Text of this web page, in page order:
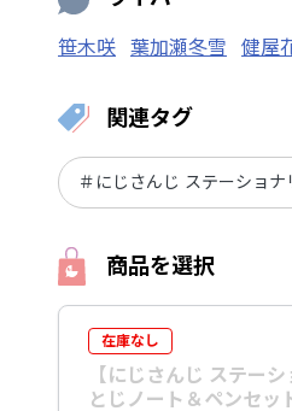
笹木咲 葉加瀬冬雪 健屋
関連タグ
＃にじさんじ ステーショナ
商品を選択
在庫なし
【にじさんじ ステー
とじノート＆ペンセッ